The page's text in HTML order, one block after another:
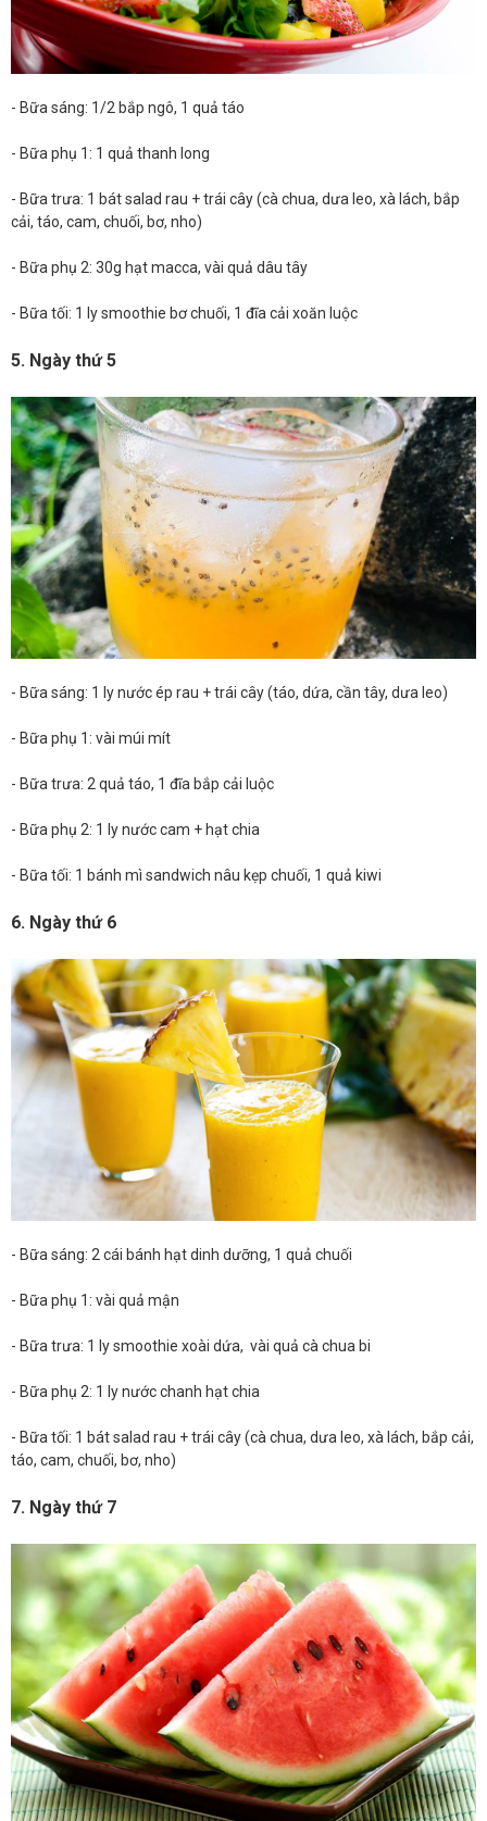
- Bữa sáng: 1/2 bắp ngô, 1 quả táo
- Bữa phụ 1: 1 quả thanh long
- Bữa trưa: 1 bát salad rau + trái cây (cà chua, dưa leo, xà lách, bắp
cải, táo, cam, chuối, bơ, nho)
- Bữa phụ 2: 30g hạt macca, vài quả dâu tây
- Bữa tối: 1 ly smoothie bơ chuối, 1 đĩa cải xoăn luộc
5. Ngày thứ 5
- Bữa sáng: 1 ly nước ép rau + trái cây (táo, dứa, cần tây, dưa leo)
- Bữa phụ 1: vài múi mít
- Bữa trưa: 2 quả táo, 1 đĩa bắp cải luộc
- Bữa phụ 2: 1 ly nước cam + hạt chia
- Bữa tối: 1 bánh mì sandwich nâu kẹp chuối, 1 quả kiwi
6. Ngày thứ 6
- Bữa sáng: 2 cái bánh hạt dinh dưỡng, 1 quả chuối
- Bữa phụ 1: vài quả mận
- Bữa trưa: 1 ly smoothie xoài dứa, vài quả cà chua bi
- Bữa phụ 2: 1 ly nước chanh hạt chia
- Bữa tối: 1 bát salad rau + trái cây (cà chua, dưa leo, xà lách, bắp cải,
táo, cam, chuối, bơ, nho)
7. Ngày thứ 7